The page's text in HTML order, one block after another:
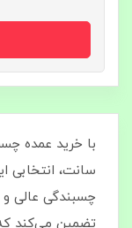
سانت، انتخابی
چسبندگی عالی و
تضمین می‌کند